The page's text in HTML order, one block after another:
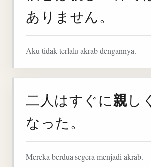
ありません。
Aku tidak terlalu akrab dengannya.
二人はすぐに親しく
なった。
Mereka berdua segera menjadi akrab.